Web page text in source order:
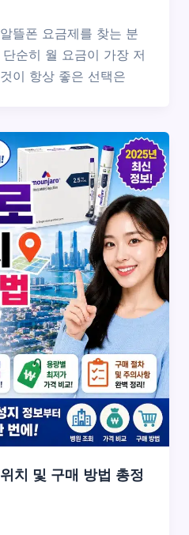
뜰폰 요금제를 찾는 분
순히 월 요금이 가장 저
이 항상 좋은 선택은
치 및 구매 방법 총정